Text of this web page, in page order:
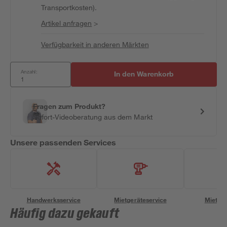
Transportkosten).
Artikel anfragen >
Verfügbarkeit in anderen Märkten
Anzahl: In den Warenkorb
Fragen zum Produkt?
Sofort-Videoberatung aus dem Markt
Unsere passenden Services
Handwerksservice Mietgeräteservice
Häufig dazu gekauft